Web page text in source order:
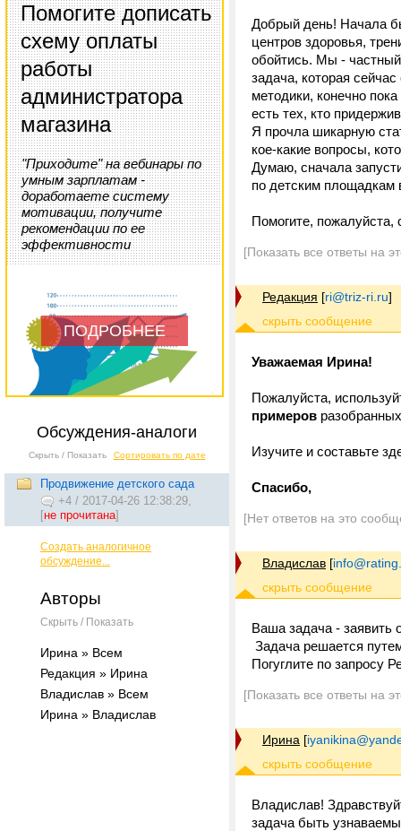
Помогите дописать
схему оплаты
работы
администратора
магазина
"Приходите" на вебинары по
умным зарплатам -
доработаете систему
мотивации, получите
рекомендации по ее
эффективности
ПОДРОБНЕЕ
Обсуждения-аналоги
Скрыть / Показать Сортировать по дате
Продвижение детского сада
+4 / 2017-04-26 12:38:29,
[не прочитана]
Создать аналогичное
обсуждение...
Авторы
Скрыть / Показать
Ирина » Всем
Редакция » Ирина
Владислав » Всем
Ирина » Владислав
Добрый день! Начала
центров здоровья,
обойтись. Мы -
задача, которая
методики, конечно
есть тех, кто
Я прочла шикарную
кое-какие вопросы,
Думаю, сначала
по детским площадкам
Помогите, пожалуйста,
[Показать все ответы на
Редакция [ri@triz-ri.ru]
Уважаемая Ирина!
Пожалуйста,
примеров
Изучите и составьте
Спасибо,
[Нет ответов на это
Владислав [
Ваша задача - заявить
Задача решается
Погуглите по запросу
[Показать все ответы на
Ирина [
Владислав!
задача быть